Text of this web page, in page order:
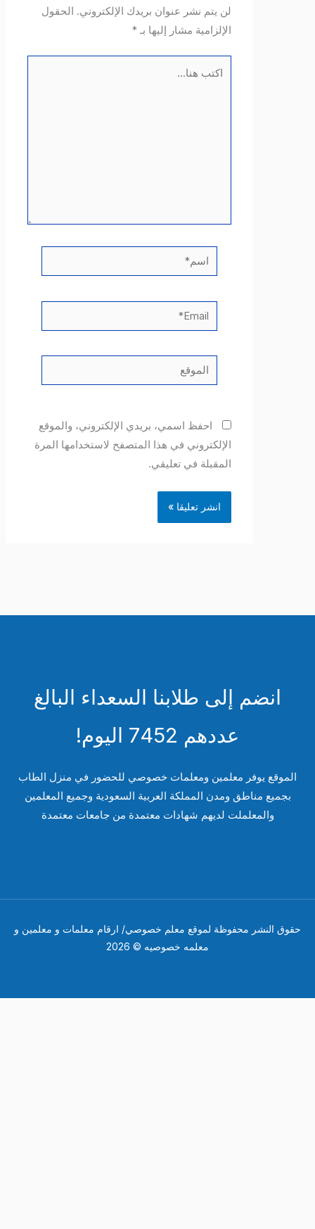
لن يتم نشر عنوان بريدك الإلكتروني. الحقول
الإلزامية مشار إليها بـ*
احفظ اسمي، بريدي الإلكتروني، والموقع
الإلكتروني في هذا المتصفح لاستخدامها المرة
المقبلة في تعليقي.
انضم إلى طلابنا السعداء البالغ
عددهم 7452 اليوم!
يوفر معلمين ومعلمات خصوصي للحضور في منزل الطاب
بجميع مناطق ومدن المملكة العربية السعودية وجميع المعلمين
والمعلملت لديهم شهادات معتمدة من جامعات معتمدة
النشر محفوظة لموقع معلم خصوصي/ ارقام معلمات و معلمين و
معلمه خصوصيه © 2026